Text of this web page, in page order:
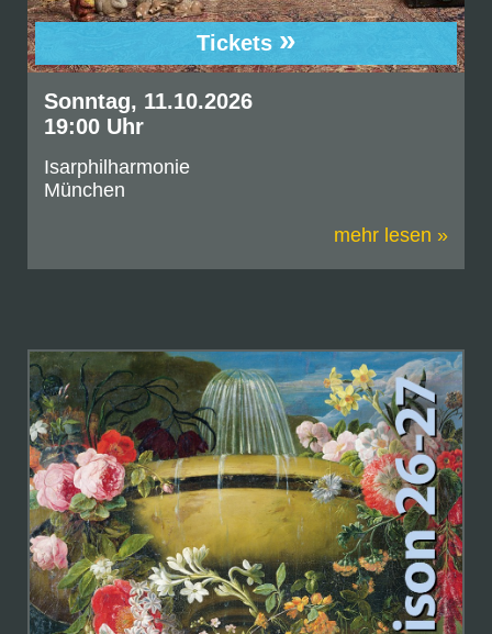
Tickets »
Sonntag, 11.10.2026
19:00 Uhr
Isarphilharmonie
München
mehr lesen »